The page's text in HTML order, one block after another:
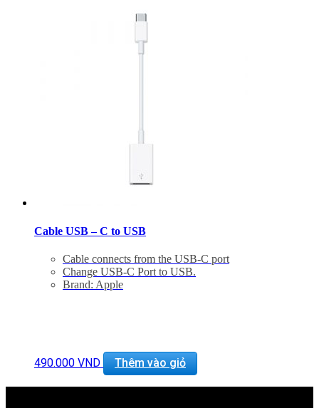
1.950.000 VND.
Cable USB – C to USB
Cable connects from the USB-C port
Change USB-C Port to USB.
Brand: Apple
490.000 VND Thêm vào giỏ